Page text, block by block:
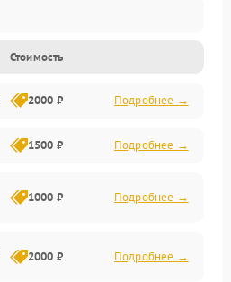
Стоимость
2000 ₽ Подробнее →
1500 ₽ Подробнее →
1000 ₽ Подробнее →
2000 ₽ Подробнее →